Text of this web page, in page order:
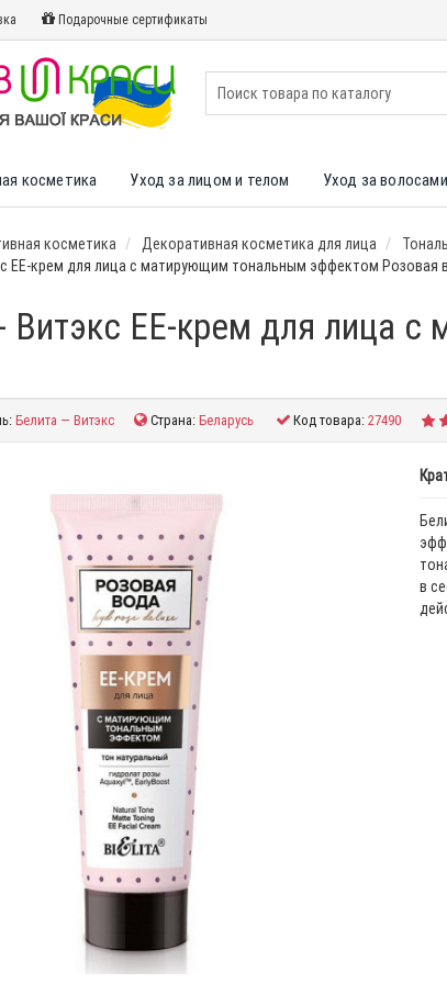
Подарочные сертификаты
косметика Уход за лицом и телом Уход за волосами
косметика Декоративная косметика для лица
EE-крем для лица с матирующим тональным эффектом Розовая
Витэкс EE-крем для лица
Белита — Витэкс Страна:Беларусь Код товара:27490
в